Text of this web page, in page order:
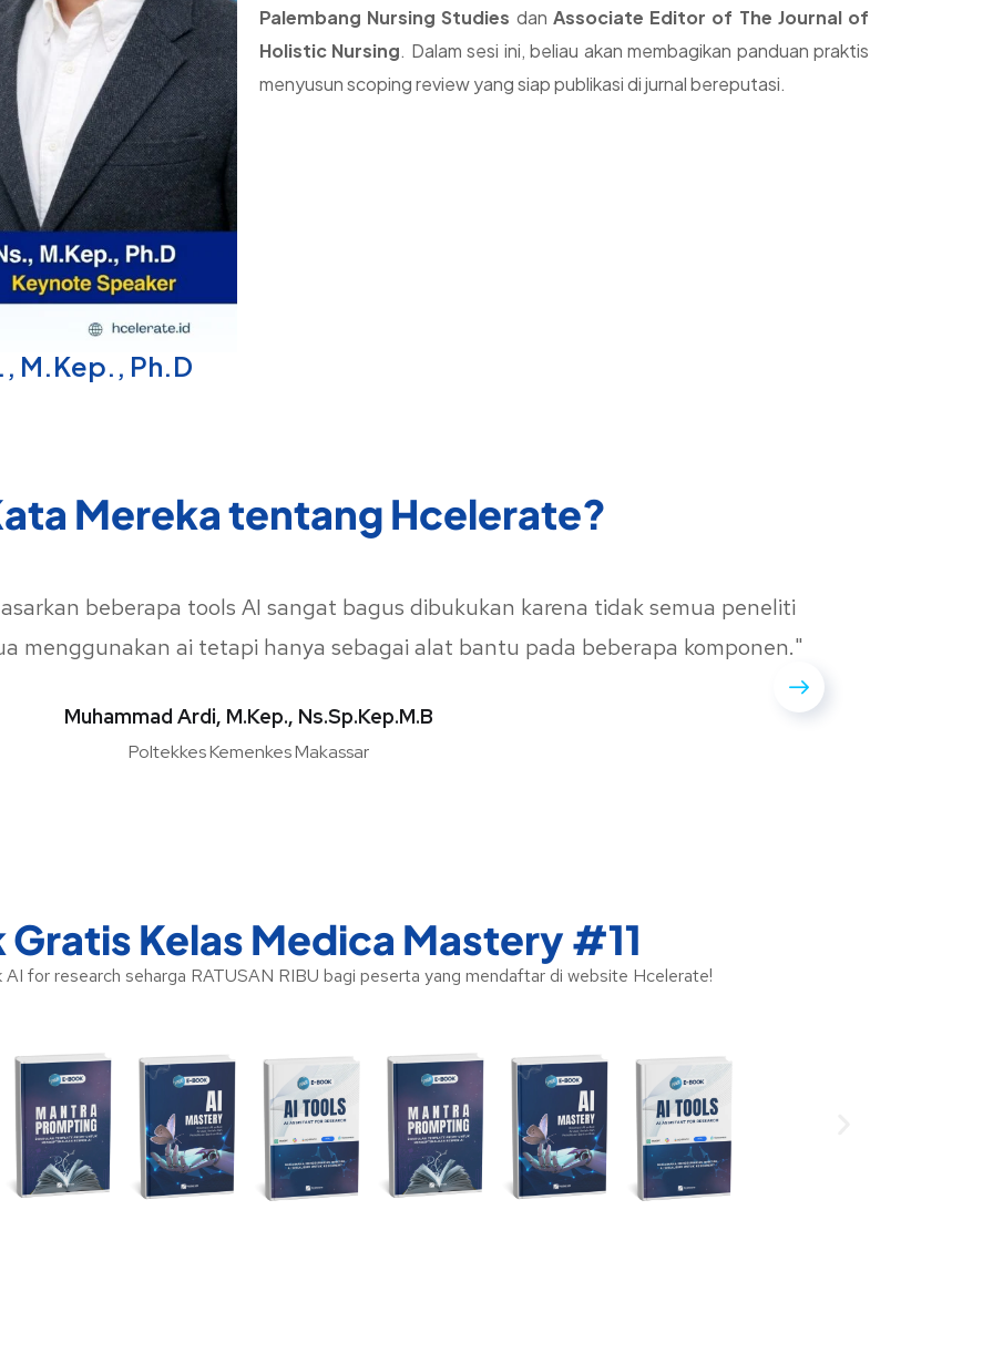
M.Kep., Ph.D
Palembang Nursing Studies dan Associate Editor of The Journal of
Holistic Nursing. Dalam sesi ini, beliau akan membagikan panduan praktis
menyusun scoping review yang siap publikasi di jurnal bereputasi.
Mereka tentang Hcelerate?
beberapa tools AI sangat bagus dibukukan karena tidak semua peneliti
menggunakan ai tetapi hanya sebagai alat bantu pada beberapa komponen."
Muhammad Ardi, M.Kep., Ns.Sp.Kep.M.B
Poltekkes Kemenkes Makassar
Kelas Medica Mastery #11
for research seharga RATUSAN RIBU bagi peserta yang mendaftar di website Hcelerate!